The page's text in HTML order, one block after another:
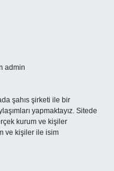
admin
şahıs şirketi ile bir
yapmaktayız. Sitede
kurum ve kişiler
ve kişiler ile isim